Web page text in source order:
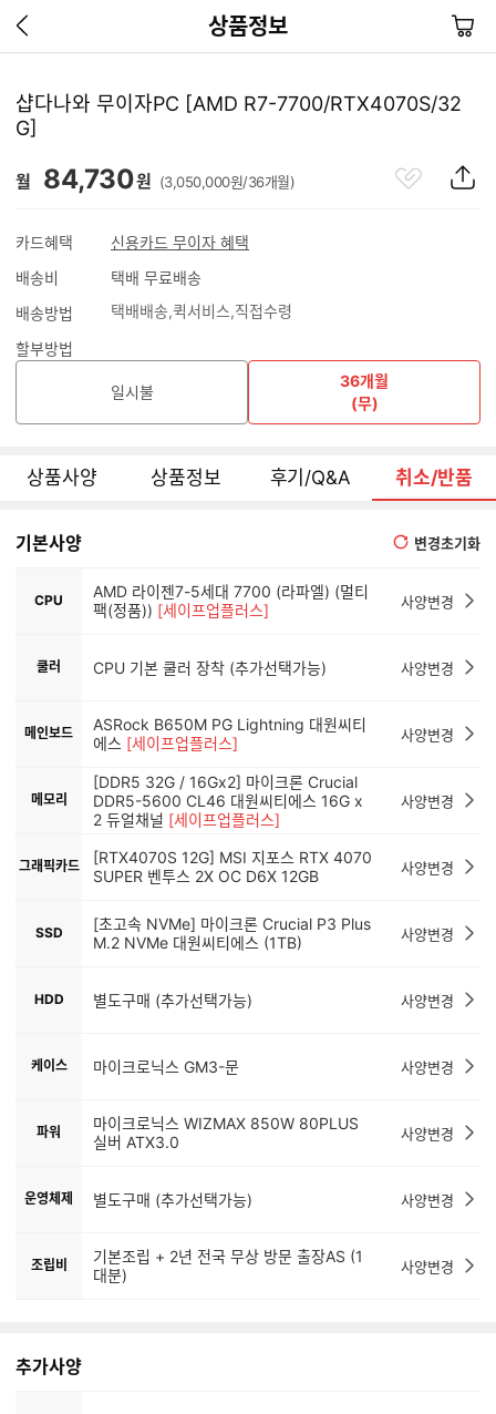
상품정보
이
지
가
장
바
샵다나와 무이자PC [AMD R7-7700/RTX4070S/32
G]
월 84,730원 (3,050,000원/36개월)
카드혜택
신용카드 무이자 혜택
배송비
택배 무료배송
배송방법
택배배송 퀵서비스 직접수령
할부방법
일시불
36개월
(무)
상품사양 상품정보 후기/Q&A 취소/반품
기본사양 변경초기화
CPU
AMD 라이젠7-5세대 7700 (라파엘) (멀티
팩(정품)) [세이프업플러스] 사양변경
쿨러 CPU 기본 쿨러 장착 (추가선택가능) 사양변경
메인보드
ASRock B650M PG Lightning 대원씨티
에스 [세이프업플러스] 사양변경
메모리
[DDR5 32G / 16Gx2] 마이크론 Crucial
DDR5-5600 CL46 대원씨티에스 16G x
2 듀얼채널 [세이프업플러스]
사양변경
그래픽카드
[RTX4070S 12G] MSI 지포스 RTX 4070
SUPER 벤투스 2X OC D6X 12GB
사양변경
SSD
[초고속 NVMe] 마이크론 Crucial P3 Plus
M.2 NVMe 대원씨티에스 (1TB)
사양변경
HDD 별도구매 (추가선택가능) 사양변경
케이스 마이크로닉스 GM3-문 사양변경
파워
마이크로닉스 WIZMAX 850W 80PLUS
실버 ATX3.0
사양변경
운영체제 별도구매 (추가선택가능) 사양변경
조립비
기본조립 + 2년 전국 무상 방문 출장AS (1
대분)
사양변경
추가사양